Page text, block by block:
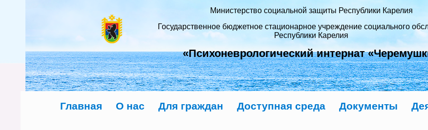
Министерство социальной защиты Республики Карелия
Государственное бюджетное стационарное учреждение социального
Республики Карелия
«Психоневрологический интернат
Главная О нас Для граждан Доступная среда Документы